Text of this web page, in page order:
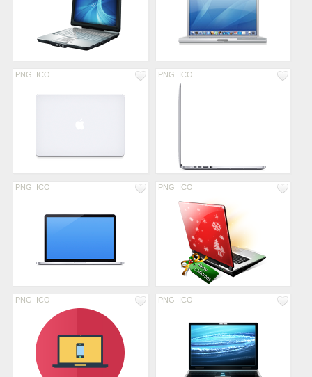
PNG ICO PNG ICO
PNG ICO PNG ICO
PNG ICO PNG ICO